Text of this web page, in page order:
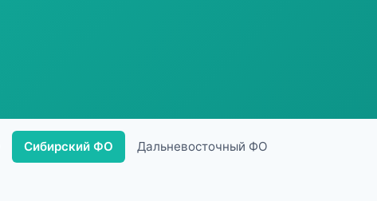
Сибирский ФО Дальневосточный ФО